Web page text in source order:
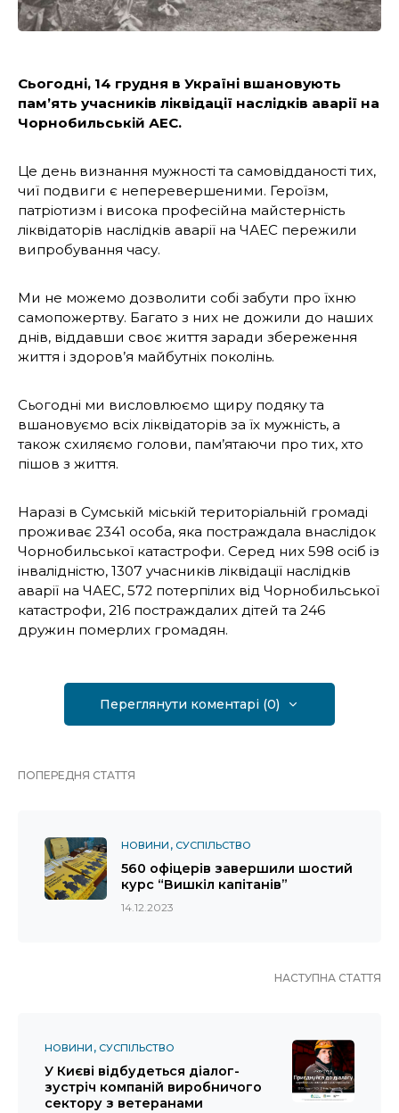
Сьогодні, 14 грудня в Україні вшановують
пам’ять учасників ліквідації наслідків аварії на
Чорнобильській АЕС.
Це день визнання мужності та самовідданості тих,
чиї подвиги є неперевершеними. Героїзм,
патріотизм і висока професійна майстерність
ліквідаторів наслідків аварії на ЧАЕС пережили
випробування часу.
Ми не можемо дозволити собі забути про їхню
самопожертву. Багато з них не дожили до наших
днів, віддавши своє життя заради збереження
життя і здоров’я майбутніх поколінь.
Сьогодні ми висловлюємо щиру подяку та
вшановуємо всіх ліквідаторів за їх мужність, а
також схиляємо голови, пам’ятаючи про тих, хто
пішов з життя.
Наразі в Сумській міській територіальній громаді
проживає 2341 особа, яка постраждала внаслідок
Чорнобильської катастрофи. Серед них 598 осіб із
інвалідністю, 1307 учасників ліквідації наслідків
аварії на ЧАЕС, 572 потерпілих від Чорнобильської
катастрофи, 216 постраждалих дітей та 246
дружин померлих громадян.
Переглянути коментарі (0)
ПОПЕРЕДНЯ СТАТТЯ
НОВИНИ СУСПІЛЬСТВО
560 офіцерів завершили шостий
курс “Вишкіл капітанів”
14.12.2023
НАСТУПНА СТАТТЯ
НОВИНИ СУСПІЛЬСТВО
У Києві відбудеться діалог-
зустріч компаній виробничого
сектору з ветеранами